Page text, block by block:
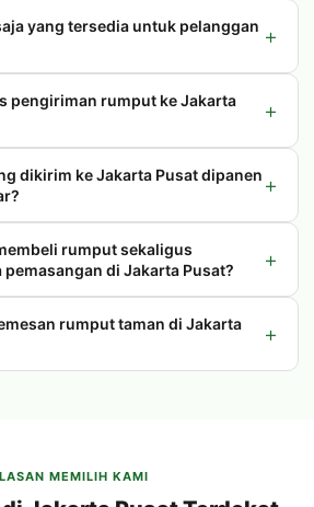
yang tersedia untuk pelanggan +
pengiriman rumput ke Jakarta
+
dikirim ke Jakarta Pusat dipanen +
rumput sekaligus
di Jakarta Pusat?
+
rumput taman di Jakarta
+
MEMILIH KAMI